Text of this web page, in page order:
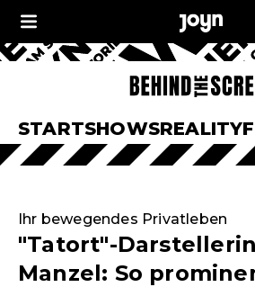
STARTSHOWSREALITY
Ihr bewegendes Privatleben
"Tatort"-
Manzel: So